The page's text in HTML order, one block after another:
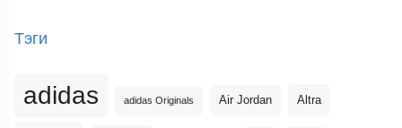
Тэги
adidas adidas Originals Air Jordan Altra